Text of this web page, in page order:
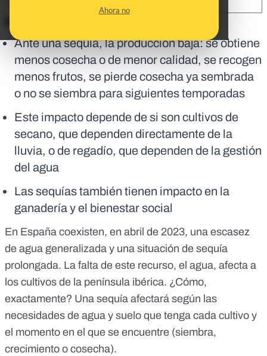
Ahora no
Ante una sequía, la producción baja: se obtiene
menos cosecha o de menor calidad, se recogen
menos frutos, se pierde cosecha ya sembrada
o no se siembra para siguientes temporadas
Este impacto depende de si son cultivos de
secano, que dependen directamente de la
lluvia, o de regadío, que dependen de la gestión
del agua
Las sequías también tienen impacto en la
ganadería y el bienestar social
En España coexisten, en abril de 2023, una escasez
de agua generalizada y una situación de sequía
prolongada. La falta de este recurso, el agua, afecta a
los cultivos de la península ibérica. ¿Cómo,
exactamente? Una sequía afectará según las
necesidades de agua y suelo que tenga cada cultivo y
el momento en el que se encuentre (siembra,
crecimiento o cosecha).